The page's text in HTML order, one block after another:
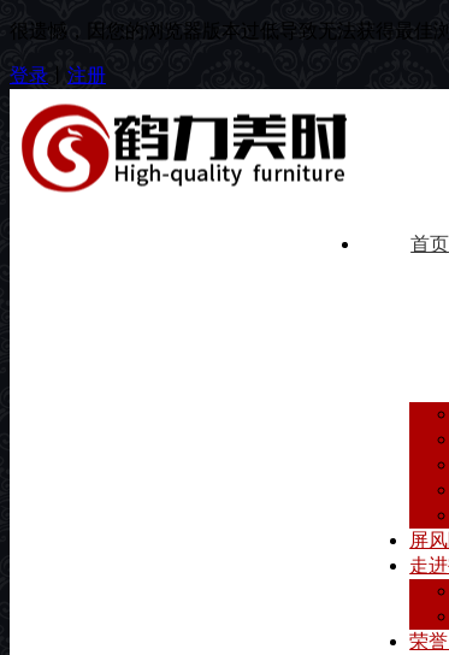
很遗憾，因您的浏览器版本过低导致无法获得最佳
登录 注册
首页
屏
走
荣